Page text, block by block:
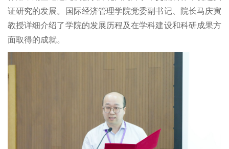
证研究的发展。国际经济管理学院党委副书记、院长马庆寅
教授详细介绍了学院的发展历程及在学科建设和科研成果方
面取得的成就。